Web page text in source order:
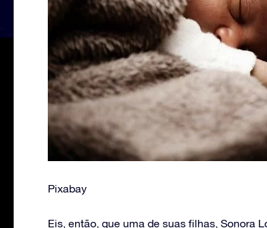
Pixabay
Eis, então, que uma de suas filhas, Sonora